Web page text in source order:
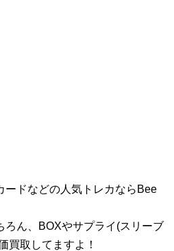
ードなどの人気トレカならBee
ろん、BOXやサプライ(スリーブ
買取してますよ！